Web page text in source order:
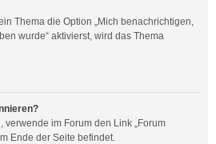
Thema die Option „Mich benachrichtigen,
wurde“ aktivierst, wird das Thema
verwende im Forum den Link „Forum
Ende der Seite befindet.